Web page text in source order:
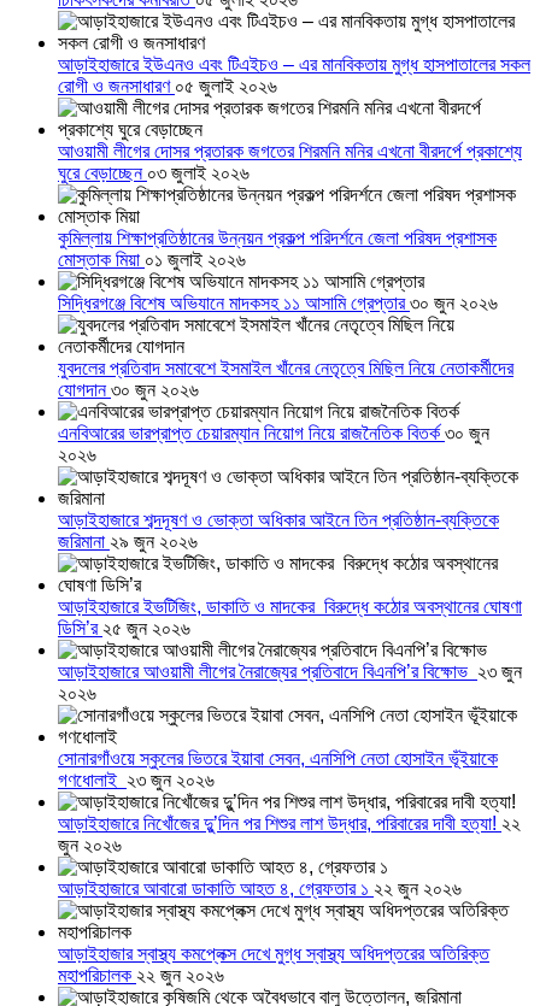
আড়াইহাজারে ইউএনও এবং টিএইচও – এর মানবিকতায় মুগ্ধ হাসপাতালের সকল
রোগী ও জনসাধারণ ০৫ জুলাই ২০২৬
আওয়ামী লীগের দোসর প্রতারক জগতের শিরমনি মনির এখনো বীরদর্পে প্রকাশ্যে
ঘুরে বেড়াচ্ছেন ০৩ জুলাই ২০২৬
কুমিল্লায় শিক্ষাপ্রতিষ্ঠানের উন্নয়ন প্রকল্প পরিদর্শনে জেলা পরিষদ প্রশাসক
মোস্তাক মিয়া ০১ জুলাই ২০২৬
সিদ্ধিরগঞ্জে বিশেষ অভিযানে মাদকসহ ১১ আসামি গ্রেপ্তার৩০ জুন ২০২৬
যুবদলের প্রতিবাদ সমাবেশে ইসমাইল খাঁনের নেতৃত্বে মিছিল নিয়ে নেতাকর্মীদের
যোগদান৩০ জুন ২০২৬
এনবিআরের ভারপ্রাপ্ত চেয়ারম্যান নিয়োগ নিয়ে রাজনৈতিক বিতর্ক ৩০ জুন
২০২৬
আড়াইহাজারে শব্দদূষণ ও ভোক্তা অধিকার আইনে তিন প্রতিষ্ঠান-ব্যক্তিকে
জরিমানা ২৯ জুন ২০২৬
আড়াইহাজারে ইভটিজিং, ডাকাতি ও মাদকের বিরুদ্ধে কঠোর অবস্থানের ঘোষণা
ডিসি’র ২৫ জুন ২০২৬
আড়াইহাজারে আওয়ামী লীগের নৈরাজ্যের প্রতিবাদে বিএনপি’র বিক্ষোভ ২৩ জুন
২০২৬
সোনারগাঁওয়ে স্কুলের ভিতরে ইয়াবা সেবন, এনসিপি নেতা হোসাইন ভূঁইয়াকে
গণধোলাই ২৩ জুন ২০২৬
আড়াইহাজারে নিখোঁজের দুু’দিন পর শিশুর লাশ উদ্ধার, পরিবারের দাবী হত্যা! ২২
জুন ২০২৬
আড়াইহাজারে আবারো ডাকাতি আহত ৪, গ্রেফতার ১ ২২ জুন ২০২৬
আড়াইহাজার স্বাস্থ্য কমপ্লেক্স দেখে মুগ্ধ স্বাস্থ্য অধিদপ্তরের অতিরিক্ত
মহাপরিচালক ২২ জুন ২০২৬